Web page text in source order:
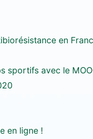
en
sportifs avec le
en ligne !